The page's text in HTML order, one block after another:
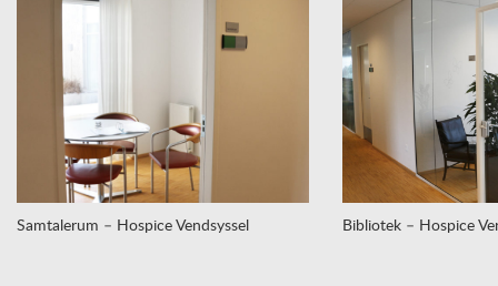
Samtalerum – Hospice Vendsyssel Bibliotek – Hospice